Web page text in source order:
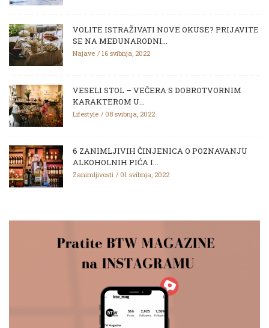
VOLITE ISTRAŽIVATI NOVE OKUSE? PRIJAVITE
SE NA MEĐUNARODNI...
Najave 16 svibnja, 2022
VESELI STOL – VEČERA S DOBROTVORNIM
KARAKTEROM U...
Lifestyle 08 svibnja, 2022
6 ZANIMLJIVIH ČINJENICA O POZNAVANJU
ALKOHOLNIH PIĆA I...
Zanimljivosti 01 svibnja, 2022